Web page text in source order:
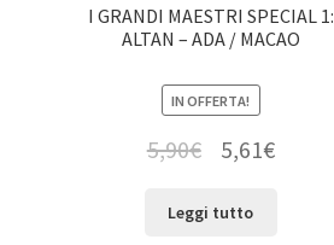
I GRANDI MAESTRI SPECIAL 1:
ALTAN – ADA / MACAO
IN OFFERTA!
5,90€ 5,61€
Leggi tutto